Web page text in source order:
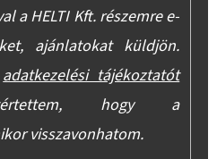
a HELTI Kft. részemre e-
ajánlatokat küldjön.
adatkezelési tájékoztatót
hogy a
visszavonhatom.